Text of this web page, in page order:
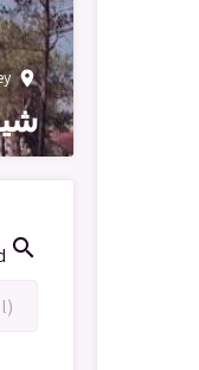
place
search